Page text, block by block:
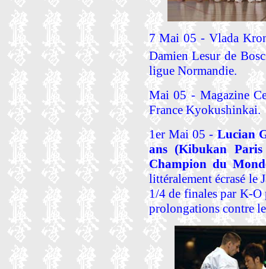
7 Mai 05 - Vlada
Damien Lesur de
ligue Normandie.
Mai 05 - Magazine
France Kyokushinkai.
1er Mai 05 - Lucian
ans (Kibukan
Champion du
littéralement écrasé le
1/4 de finales par K-O
prolongations contre